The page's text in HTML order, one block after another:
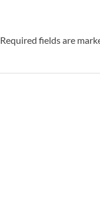
Required fields are